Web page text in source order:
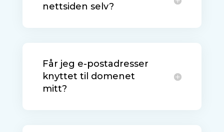
nettsiden selv?
Får jeg e-postadresser
knyttet til domenet
mitt?